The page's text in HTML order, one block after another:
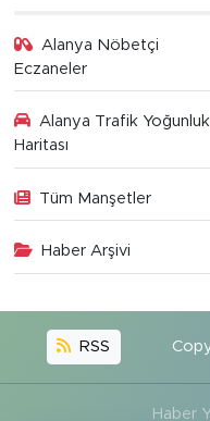
Alanya Nöbetçi
Eczaneler
Alanya Trafik Yoğunluk
Haritası
Tüm Manşetler
Haber Arşivi
RSS
Haber